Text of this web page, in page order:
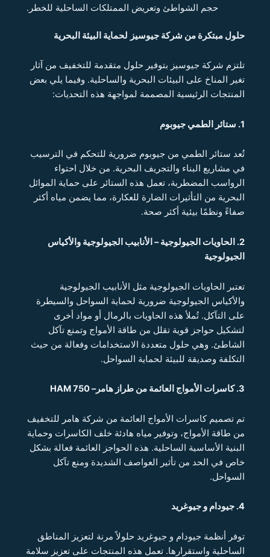
حجم الشواطئ وتعريض الممتلكات الساحلية للخطر.
حلول مبتكرة من شركة جيوسيز لحماية البيئة البحرية
تلتزم شركة جيوسيز بتوفير حلول متقدمة للتخفيف من آثار
تغير المناخ على البيئات البحرية والساحلية. وفيما يلي بعض
المنتجات الرئيسية المصممة لمواجهة هذه التحديات:
1. ستائر الطمي جيوبوم
تُعد ستائر الطمي من جيوبوم ضرورية للتحكم في الترسيب
في مشاريع البناء والتجريف البحرية. من خلال احتواء
الرواسب المضطربة، تعمل هذه الستائر على حماية الموائل
البحرية من التأثيرات الضارة للعكارة، مما يضمن مياه أكثر
صفاءً ونظمًا بيئية أكثر صحة.
2. الحاويات الجيولوجية – الأنابيب الجيولوجية والأكياس
الجيولوجية
تعتبر الحاويات الجيولوجية مثل الأنابيب الجيولوجية
والأكياس الجيولوجية ضرورية لحماية السواحل والسيطرة
على التآكل. تُملأ هذه الحاويات بالرمال أو مواد أخرى
لتشكيل حواجز قوية تقلل من طاقة الأمواج وتمنع تآكل
الشاطئ. وهي حلول متعددة الاستخدامات وفعالة من حيث
التكلفة وصديقة للبيئة لحماية السواحل.
3. كاسرات الأمواج العائمة من طراز هامر– HAM 750
تم تصميم كاسرات الأمواج العائمة من شركة هامر للتخفيف
من طاقة الأمواج، وتوفير مياه هادئة خلف الكاسرات وحماية
البنية الأساسية الساحلية. هذه الحواجز العائمة فعالة بشكل
خاص في الحد من تأثير العواصف الشديدة ومنع تآكل
السواحل.
4. جيودام و جيوغريد
توفر أنظمة جيودام و جيوغريد حلولاً مرنة لتعزيز المناطق
الساحلية واستقرارها. تعمل هذه المنتجات على تعزيز سلامة